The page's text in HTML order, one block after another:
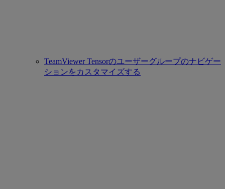
TeamViewer Tensorのユーザーグループのナビゲー
ションをカスタマイズする